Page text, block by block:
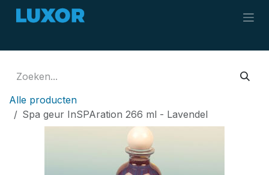
Overslaan naar inhoud
Alle producten
Spa geur InSPAration 266 ml - Lavendel